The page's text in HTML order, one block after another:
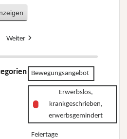
Weiter
Bewegungsangebot
Erwerbslos,
krankgeschrieben,
erwerbsgemindert
Feiertage